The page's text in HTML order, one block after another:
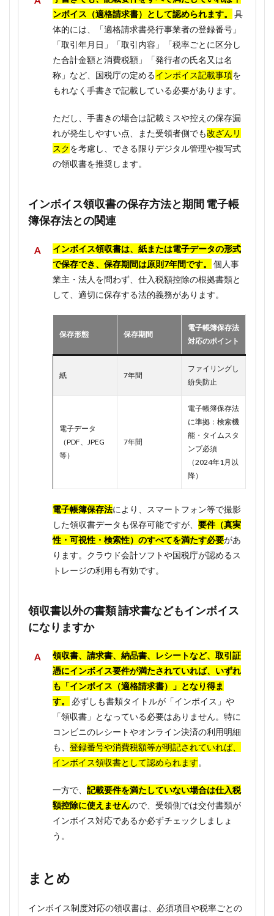
ンボイス（適格請求書）として認められます。
具
体的には、「適格請求書発行事業者の登録番号」
「取引年月日」「取引内容」「税率ごとに区分し
た合計金額と消費税額」「発行者の氏名又は名
称」など、国税庁の定めるインボイス記載事項を
もれなく手書きで記載している必要があります。
ただし、手書きの場合は記載ミスや控えの保存漏
れが発生しやすい点、また受領者側でも改ざんリ
スクを考慮し、できる限りデジタル管理や複写式
の領収書を推奨します。
インボイス領収書の保存方法と期間 電子帳
簿保存法との関連
インボイス領収書は、紙または電子データの形式
で保存でき、保存期間は原則7年間です。
個人事
業主・法人を問わず、仕入税額控除の根拠書類と
して、適切に保存する法的義務があります。
保存形態 保存期間
電子帳簿保存法
対応のポイント
紙 7年間
ファイリングし
紛失防止
電子データ
（PDF、JPEG
等）
7年間
電子帳簿保存法
に準拠：検索機
能・タイムスタ
ンプ必須
（2024年1月以
降）
電子帳簿保存法により、スマートフォン等で撮影
した領収書データも保存可能ですが、 要件（真実
性・可視性・検索性）のすべてを満たす必要があ
ります。クラウド会計ソフトや国税庁が認めるス
トレージの利用も有効です。
領収書以外の書類 請求書などもインボイス
になりますか
領収書、請求書、納品書、レシートなど、取引証
憑にインボイス要件が満たされていれば、いずれ
も「インボイス（適格請求書）」となり得ま
す。
必ずしも書類タイトルが「インボイス」や
「領収書」となっている必要はありません。特に
コンビニのレシートやオンライン決済の利用明細
も、 登録番号や消費税額等が明記されていれば、
インボイス領収書として認められます。
一方で、 記載要件を満たしていない場合は仕入税
額控除に使えませんので、受領側では交付書類が
インボイス対応であるか必ずチェックしましょ
う。
まとめ
インボイス制度対応の領収書は、必須項目や税率ごとの